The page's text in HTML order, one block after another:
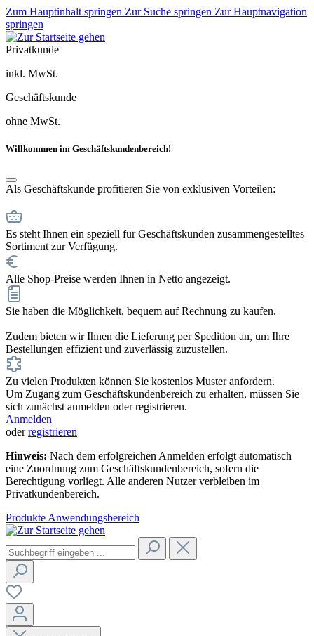
Zum Hauptinhalt springen Zur Suche springen Zur Hauptnavigation
springen
Privatkunde
inkl. MwSt.
Geschäftskunde
ohne MwSt.
Willkommen im Geschäftskundenbereich!
Als Geschäftskunde profitieren Sie von exklusiven Vorteilen:
Es steht Ihnen ein speziell für Geschäftskunden zusammengestelltes
Sortiment zur Verfügung.
Alle Shop-Preise werden Ihnen in Netto angezeigt.
Sie haben die Möglichkeit, bequem auf Rechnung zu kaufen.
Zudem bieten wir Ihnen die Lieferung per Spedition an, um Ihre
Bestellungen effizient und zuverlässig zuzustellen.
Zu vielen Produkten können Sie kostenlos Muster anfordern.
Um Zugang zum Geschäftskundenbereich zu erhalten, müssen Sie
sich zunächst anmelden oder registrieren.
Anmelden
oderregistrieren
Hinweis: Nach dem erfolgreichen Anmelden erfolgt automatisch
eine Zuordnung zum Geschäftskundenbereich, sofern die
Berechtigung vorliegt. Alle anderen Nutzer verbleiben im
Privatkundenbereich.
Produkte Anwendungsbereich